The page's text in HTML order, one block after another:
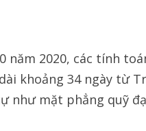
2020, các tính
khoảng 34 ngày từ
mặt phẳng quỹ